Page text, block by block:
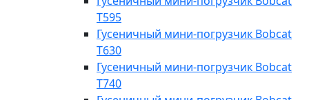
T595
Гусеничный мини-погрузчик Bobcat
T630
Гусеничный мини-погрузчик Bobcat
T740